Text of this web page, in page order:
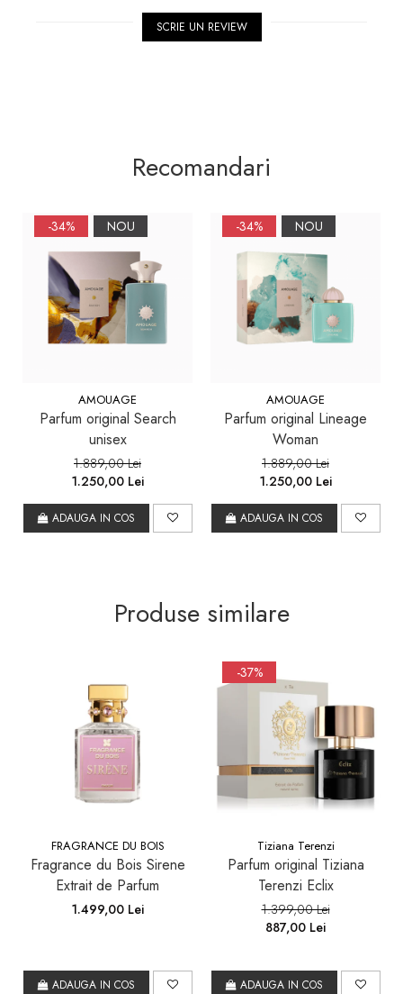
SCRIE UN REVIEW
Recomandari
-34% NOU
AMOUAGE
Parfum original Search
unisex
1.889,00 Lei
1.250,00 Lei
ADAUGA IN COS
-34% NOU
AMOUAGE
Parfum original Lineage
Woman
1.889,00 Lei
1.250,00 Lei
ADAUGA IN COS
Produse similare
FRAGRANCE DU BOIS
Fragrance du Bois Sirene
Extrait de Parfum
1.499,00 Lei
ADAUGA IN COS
-37%
Tiziana Terenzi
Parfum original Tiziana
Terenzi Eclix
1.399,00 Lei
887,00 Lei
ADAUGA IN COS